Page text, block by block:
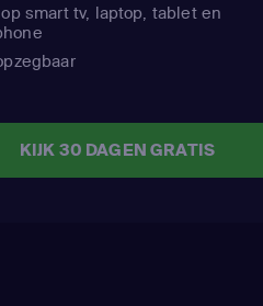
smart tv, laptop, tablet en
KIJK 30 DAGEN GRATIS